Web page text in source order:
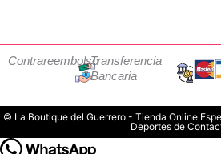
ContrareembolsoTransferencia
Bancaria
© La Boutique del Guerrero - Tienda Online
Deportes de